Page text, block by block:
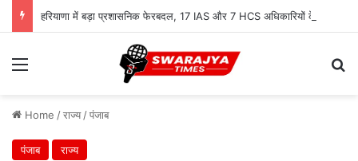
Menu
Home /राज्य /पंजाब
पंजाब राज्य